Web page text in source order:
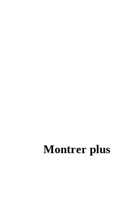
Montrer plus